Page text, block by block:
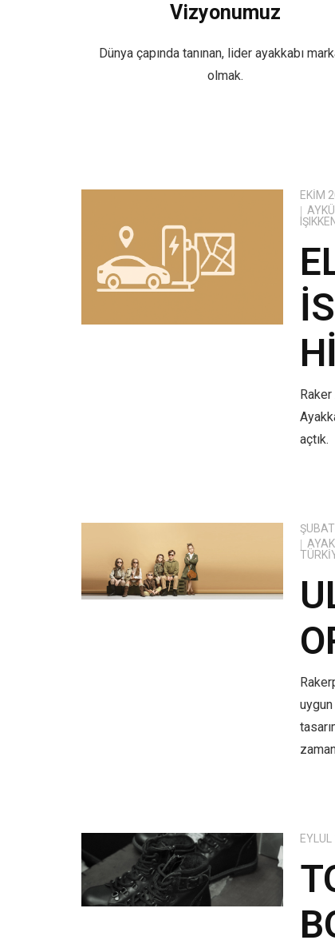
Vizyonumuz
Dünya çapında tanınan, lider ayakkabı
olmak.
EKIM
açtık.